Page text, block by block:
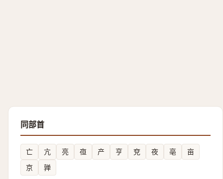
同部首
亡 亢 亮 亱 产 亨 兗 夜 亳
亩
京
亸